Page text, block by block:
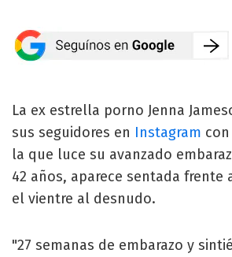
La ex estrella porno Jenna
sus seguidores en Instagram
la que luce su avanzado
42 años, aparece sentada frente
el vientre al desnudo.
"27 semanas de embarazo y